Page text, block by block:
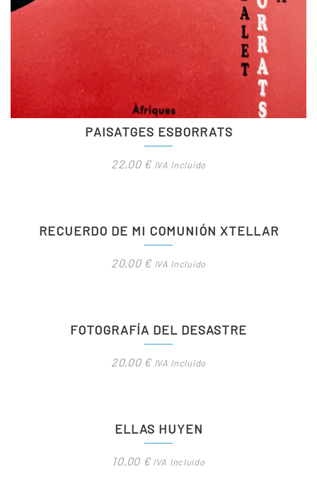
PAISATGES ESBORRATS
22,00 € IVA Incluido
RECUERDO DE MI COMUNIÓN XTELLAR
20,00 € IVA Incluido
FOTOGRAFÍA DEL DESASTRE
20,00 € IVA Incluido
ELLAS HUYEN
10,00 € IVA Incluido